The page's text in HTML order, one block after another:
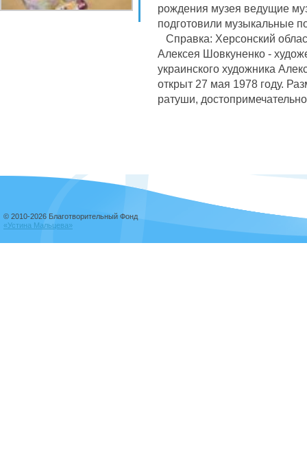
рождения музея ведущие
подготовили музыкальные
Справка: Херсонский
Алексея Шовкуненко -
украинского художника
открыт 27 мая 1978 году.
ратуши,
© 2010-2026 Благотворительный Фонд
«Устина Мальцева»